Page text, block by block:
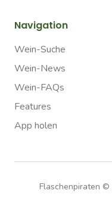
Navigation
Wein-Suche
Wein-News
Wein-FAQs
Features
App holen
Flaschenpiraten ©